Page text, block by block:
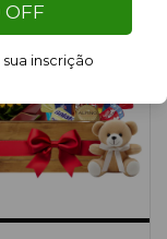
OFF
inscrição